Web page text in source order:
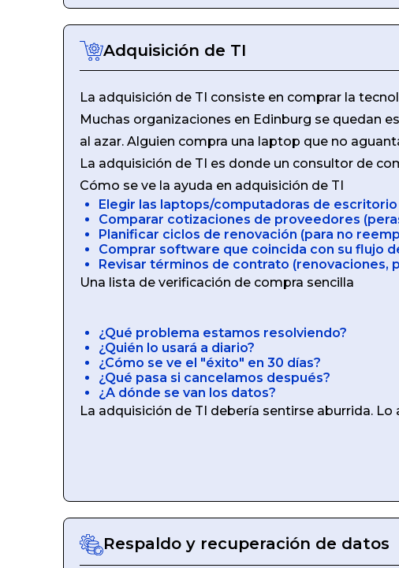
Adquisición de TI
La adquisición de TI consiste en comprar la
Muchas organizaciones en Edinburg se quedan
al azar. Alguien compra una laptop que no
La adquisición de TI es donde un consultor de
Cómo se ve la ayuda en adquisición de TI
Elegir las laptops/computadoras de
Comparar cotizaciones de proveedores
Planificar ciclos de renovación (para no
Comprar software que coincida con su flujo
Revisar términos de contrato (renovaciones,
Una lista de verificación de compra sencilla
¿Qué problema estamos resolviendo?
¿Quién lo usará a diario?
¿Cómo se ve el "éxito" en 30 días?
¿Qué pasa si cancelamos después?
¿A dónde se van los datos?
La adquisición de TI debería sentirse aburrida.
Respaldo y recuperación de datos